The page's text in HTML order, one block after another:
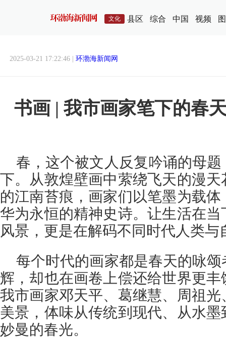
文化 县区 综合 中国 视频
2025-03-21 17:22:46 | 环渤海新闻网
书画 | 我市画家笔下的春
春，这个被文人反复吟诵的母
下。从敦煌壁画中萦绕飞天的漫
的江南苔痕，画家们以笔墨为载
华为永恒的精神史诗。让生活在
风景，更是在解码不同时代人类
每个时代的画家都是春天的咏
辉，却也在画卷上偿还给世界更
我市画家邓天平、葛继慧、周祖
美景，体味从传统到现代、从水
妙曼的春光。